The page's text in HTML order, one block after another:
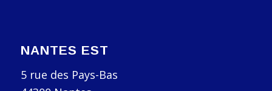
NANTES EST
5 rue des Pays-Bas